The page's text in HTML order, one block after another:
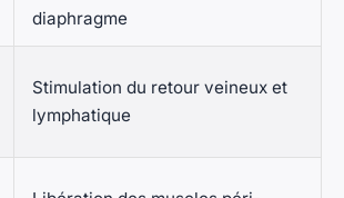
diaphragme
Stimulation du retour veineux et
lymphatique